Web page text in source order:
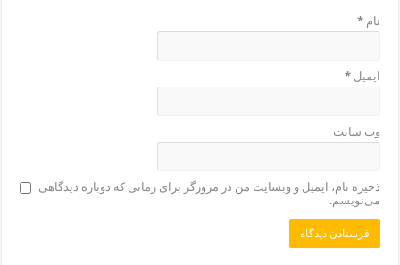
نام*
ایمیل*
وب‌ سایت
ذخیره نام، ایمیل و وبسایت من در مرورگر برای زمانی که دوباره دیدگاهی
می‌نویسم.